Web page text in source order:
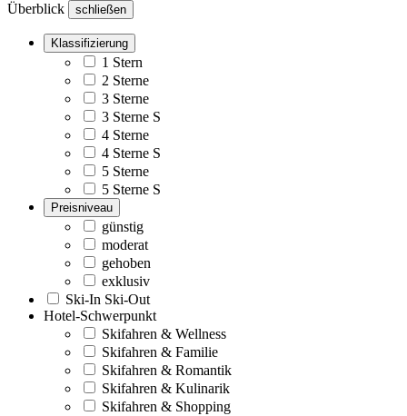
Überblick schließen
Klassifizierung
1 Stern
2 Sterne
3 Sterne
3 Sterne S
4 Sterne
4 Sterne S
5 Sterne
5 Sterne S
Preisniveau
günstig
moderat
gehoben
exklusiv
Ski-In Ski-Out
Hotel-Schwerpunkt
Skifahren & Wellness
Skifahren & Familie
Skifahren & Romantik
Skifahren & Kulinarik
Skifahren & Shopping